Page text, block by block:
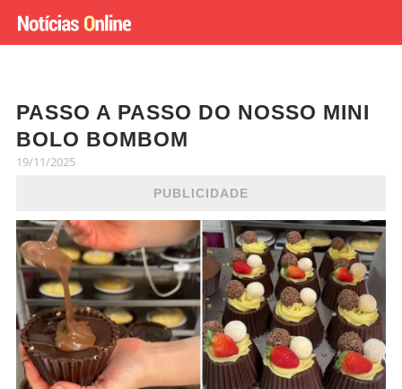
PASSO A PASSO DO NOSSO MINI
BOLO BOMBOM
19/11/2025
PUBLICIDADE